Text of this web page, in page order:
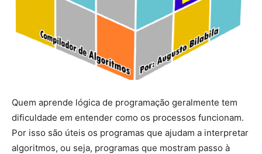
Quem aprende lógica de programação geralmente tem
dificuldade em entender como os processos funcionam.
Por isso são úteis os programas que ajudam a interpretar
algoritmos, ou seja, programas que mostram passo à